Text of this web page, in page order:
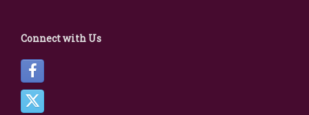
Connect with Us